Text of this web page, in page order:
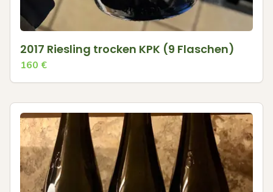
2017 Riesling trocken KPK (9 Flaschen)
160 €